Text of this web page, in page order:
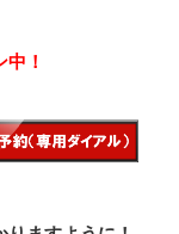
！